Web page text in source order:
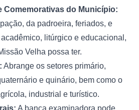
Comemorativas do Município:
da padroeira, feriados, e
litúrgico e educacional,
Velha possa ter.
Abrange os setores primário,
e quinário, bem como o
industrial e turístico.
A banca examinadora pode